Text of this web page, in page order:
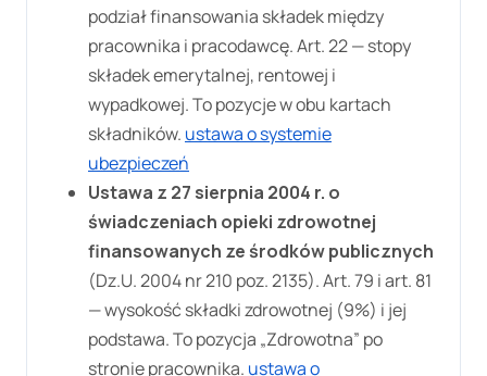
podział finansowania składek między
pracownika i pracodawcę. Art. 22 — stopy
składek emerytalnej, rentowej i
wypadkowej. To pozycje w obu kartach
składników. ustawa o systemie
ubezpieczeń
Ustawa z 27 sierpnia 2004 r. o
świadczeniach opieki zdrowotnej
finansowanych ze środków publicznych
(Dz.U. 2004 nr 210 poz. 2135). Art. 79 i art. 81
— wysokość składki zdrowotnej (9%) i jej
podstawa. To pozycja „Zdrowotna” po
stronie pracownika. ustawa o